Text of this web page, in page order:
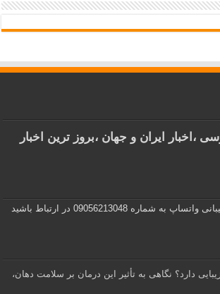
،اخبار ایران و جهان ،بروز ترین اخبار
شماره 09056213048 در ارتباط باشید
دارد؟ نگاهی به تأثیر این درمان بر سلامت دهان،